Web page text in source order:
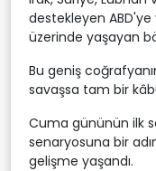
destekleyen
üzerinde yaşayan
Bu geniş
savaşsa tam bir
Cuma gününün ilk
senaryosuna bir
gelişme yaşandı.